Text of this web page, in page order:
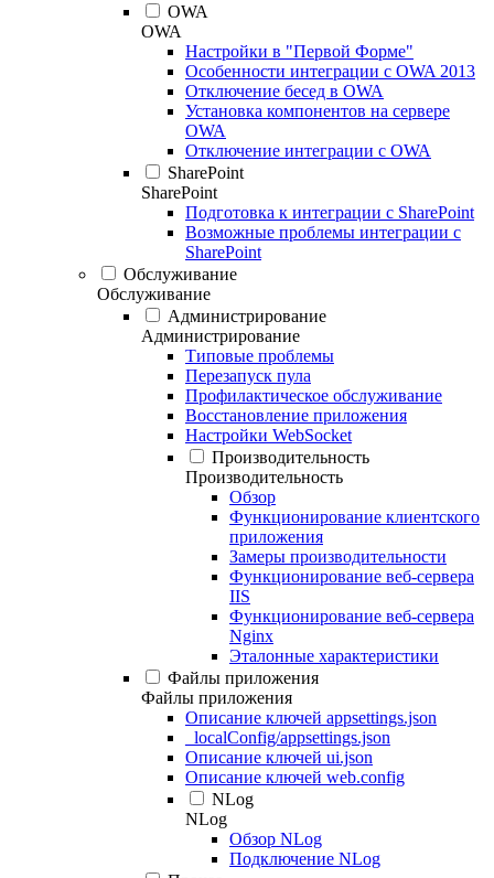
OWA
OWA
Настройки в "Первой Форме"
Особенности интеграции с OWA 2013
Отключение бесед в OWA
Установка компонентов на сервере
OWA
Отключение интеграции с OWA
SharePoint
SharePoint
Подготовка к интеграции с SharePoint
Возможные проблемы интеграции с
SharePoint
Обслуживание
Обслуживание
Администрирование
Администрирование
Типовые проблемы
Перезапуск пула
Профилактическое обслуживание
Восстановление приложения
Настройки WebSocket
Производительность
Производительность
Обзор
Функционирование клиентского
приложения
Замеры производительности
Функционирование веб-сервера
IIS
Функционирование веб-сервера
Nginx
Эталонные характеристики
Файлы приложения
Файлы приложения
Описание ключей appsettings.json
_localConfig/appsettings.json
Описание ключей ui.json
Описание ключей web.config
NLog
NLog
Обзор NLog
Подключение NLog